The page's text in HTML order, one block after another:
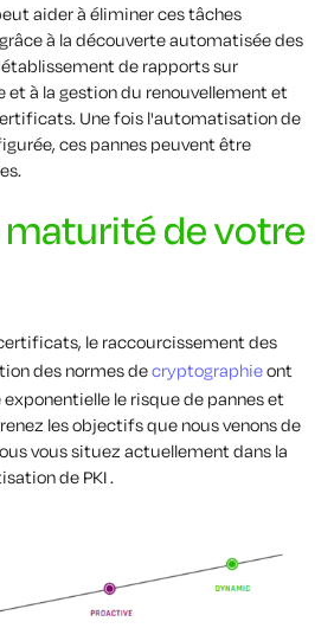
aider à éliminer ces tâches
à la découverte automatisée des
de rapports sur
à la gestion du renouvellement et
Une fois l'automatisation de
ces pannes peuvent être
maturité de votre
le raccourcissement des
des normes decryptographieont
le risque de pannes et
les objectifs que nous venons de
vous situez actuellement dans la
de PKI .